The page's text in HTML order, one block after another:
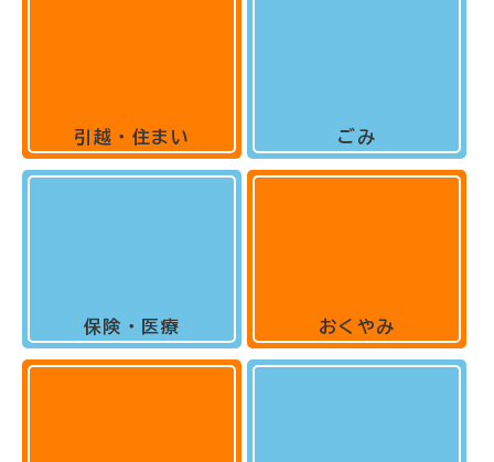
引越・住まい
保険・医療
ごみ
おくやみ